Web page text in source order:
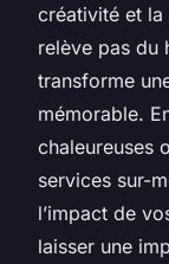
créativité et
relève pas du
transforme
mémorable.
chaleureuses
services sur-
l’impact de
laisser une